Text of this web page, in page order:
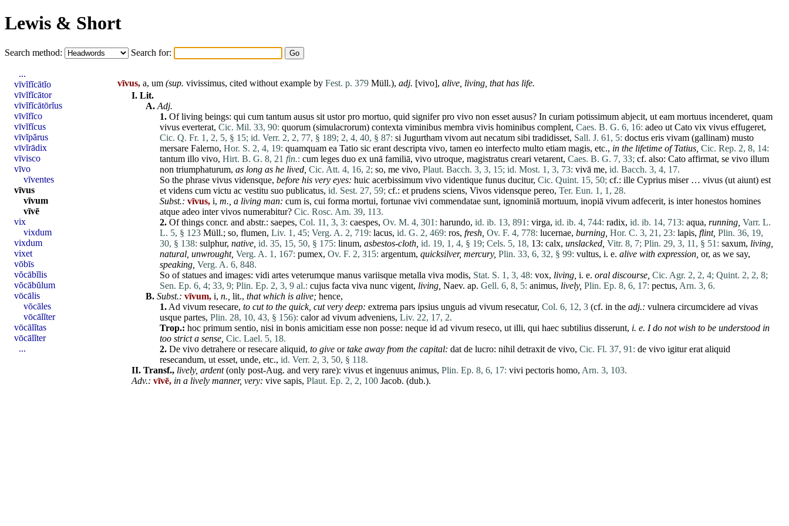
Lewis & Short
Search method: Search for:
vīvus, a, um (sup. vivissimus, cited without example by Fest. p. 379 Müll.), adj. [vivo], alive, living, thathas life.
I. Lit.
A. Adj.
1. Of living beings: qui cum tantum ausus sit ustor pro mortuo, quid signifer pro vivo non esset ausus? In curiam potissimum abjecit, ut eam mortuus incenderet, quam
vivus everterat, Cic. Mil. 33, 90: quorum (simulacrorum) contexta viminibus membra vivis hominibus complent, Caes. B. G. 6, 16: adeo ut Cato vix vivus effugeret,
Cic. Q. Fr. 1, 2, 5, § 15; id. Verr. 2, 2, 77, § 189; 2, 4, 40, § 87: si Jugurtham vivom aut necatum sibi tradidisset, Sall. J. 61, 5: doctus eris vivam (gallinam) musto
mersare Falerno, Hor. S. 2, 4, 19: quamquam ea Tatio sic erant descripta vivo, tamen eo interfecto multo etiam magis, etc., in the lifetime of Tatius, Cic. Rep. 2, 8, 14:
tantum illo vivo, Hirt. B. G. 8, 21 fin.: cum leges duo ex unā familiā, vivo utroque, magistratus creari vetarent, Caes. B. G. 7, 33; cf. also: Cato affirmat, se vivo illum
non triumphaturum, as long as he lived, Cic. Att. 4, 16, 2; so, me vivo, Plaut. Bacch. 3, 3, 15; id. Most. 1, 3, 73: vivā me, id. Bacch. 3, 4, 17.
So the phrase vivus vidensque, before his very eyes: huic acerbissimum vivo videntique funus ducitur, Cic. Quint. 15, 50; cf.: ille Cyprius miser… vivus (ut aiunt) est
et videns cum victu ac vestitu suo publicatus, id. Sest. 27, 59; cf.: et prudens sciens, Vivos vidensque pereo, Ter. Eun. 1, 1, 28.
Subst.: vīvus, i, m., a living man: cum is, cui forma mortui, fortunae vivi commendatae sunt, ignominiā mortuum, inopiā vivum adfecerit, is inter honestos homines
atque adeo inter vivos numerabitur? Cic. Rosc. Am. 39, 113.
2. Of things concr. and abstr.: saepes, Col. 11, 3, 3: caespes, Ov. M. 4, 301: harundo, id. ib. 13, 891: virga, id. ib. 4, 744: radix, id. ib. 14, 713: aqua, running, Varr. L.
L. 5, § 123 Müll.; so, flumen, Liv. 1, 45; Verg. A. 2, 719: lacus, id. G. 2, 469: ros, fresh, Ov. F. 4, 778: lucernae, burning, Hor. C. 3, 21, 23: lapis, flint, Plin. 36, 19,
30, § 138: sulphur, native, id. 35, 15, 50, § 175: linum, asbestos-cloth, id. 19, 1, 4, § 19; Cels. 5, 18, 13: calx, unslacked, Vitr. 8, 7; Plin. 29, 3, 11, § 51: saxum, living,
natural, unwrought, Verg. A. 1, 167: pumex, Ov. F. 2, 315: argentum, quicksilver, mercury, Plin. 33, 6, 32, § 99: vultus, i. e. alive with expression, or, as we say,
speaking, Verg. A. 6, 848.
So ofstatues and images: vidi artes veterumque manus variisque metalla viva modis, Stat. S. 1, 3, 48: vox, living, i. e. oral discourse, Cic. Agr. 2, 2, 4; Quint. 2, 2, 8;
Sen. Ep. 6, 4; 33, 9; Plin. Ep. 2, 3, 9 al.: cujus facta viva nunc vigent, living, Naev. ap. Gell. 6, 8, 5: animus, lively, Plin. Ep. 8, 6, 17: pectus, Arn. 3, 6.
B. Subst.: vīvum, i, n., lit., that which is alive; hence,
1. Ad vivum resecare, to cut to the quick, cut very deep: extrema pars ipsius unguis ad vivum resecatur, Col. 6, 12, 3 (cf. in the adj.: vulnera circumcidere ad vivas
usque partes, Plin. 28, 10, 43, § 156): calor ad vivum adveniens, Liv. 22, 17, 2.
Trop.: hoc primum sentio, nisi in bonis amicitiam esse non posse: neque id ad vivum reseco, ut illi, qui haec subtilius disserunt, i. e. I do not wish to be understood in
too strict a sense, Cic. Lael. 5, 18.
2. De vivo detrahere orresecare aliquid, to give ortake away from the capital: dat de lucro: nihil detraxit de vivo, Cic. Fl. 37, 91: de vivo igitur erat aliquid
resecandum, ut esset, unde, etc., id. Verr. 2, 3, 50, § 118.
II. Transf., lively, ardent(only post-Aug. and very rare): vivus et ingenuus animus, Plin. Ep. 8, 6, 17: vivi pectoris homo, Arn. 3, 103.
Adv.: vīvē, in a lively manner, very: vive sapis, Plaut. Ep. 2, 2, 100 Jacob. (dub.).
...
vīvĭfĭcātĭo
vīvĭfĭcātor
vīvĭfĭcātōrĭus
vīvĭfĭco
vīvĭfĭcus
vīvĭpărus
vīvĭrādix
vīvisco
vīvo
vīventes
vīvus
vīvum
vīvē
vix
vixdum
vixdum
vixet
vōbīs
vŏcābĭlis
vŏcābŭlum
vōcālis
vōcāles
vōcālĭter
vōcālĭtas
vōcālĭter
...